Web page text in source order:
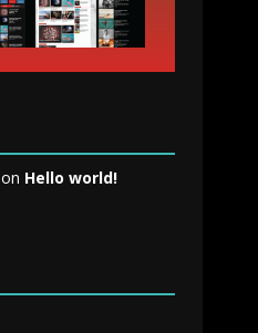
on Hello world!